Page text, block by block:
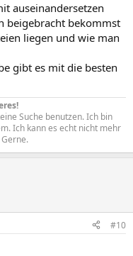
auseinandersetzen
beigebracht bekommst
liegen und wie man
gibt es mit die besten
Suche benutzen. Ich bin
Ich kann es echt nicht mehr
#10